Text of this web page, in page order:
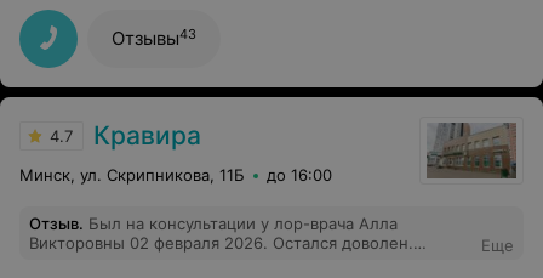
вера в то,что не все мед регистраторы хамят!
Отзывы43
4.7 Кравира
Минск, ул. Скрипникова, 11Б до 16:00
Отзыв. Был на консультации у лор-врача Алла
Викторовны 02 февраля 2026. Остался доволен.
Еще